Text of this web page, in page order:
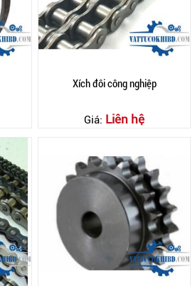
Xích đôi công nghiệp
Giá: Liên hệ